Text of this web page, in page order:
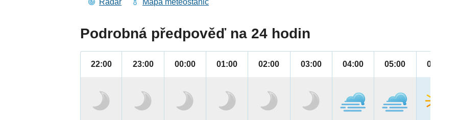
Radar Mapa meteostanic
Podrobná předpověď na 24 hodin
22:00 23:00 00:00 01:00 02:00 03:00 04:00 05:00 06:00